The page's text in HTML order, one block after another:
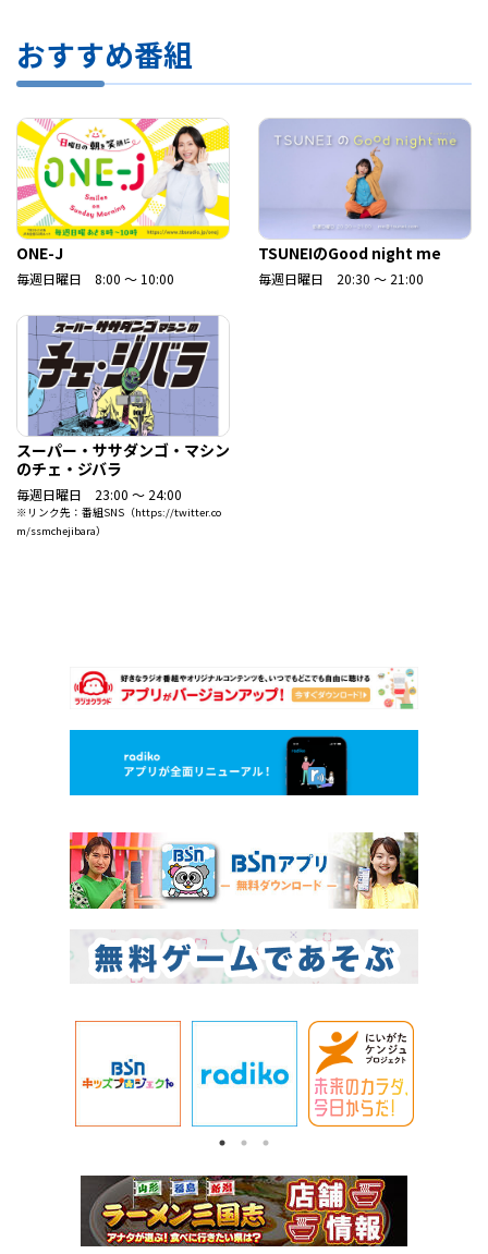
おすすめ番組
ONE-J
毎週日曜日 8:00 ～ 10:00
TSUNEIのGood night me
毎週日曜日 20:30 ～ 21:00
スーパー・ササダンゴ・マシン
のチェ・ジバラ
毎週日曜日 23:00 ～ 24:00
※リンク先：番組SNS（https://twitter.co
m/ssmchejibara）